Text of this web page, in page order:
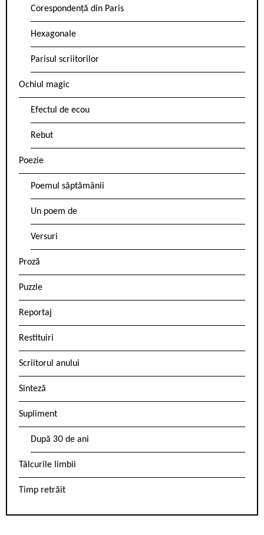
Corespondență din Paris
Hexagonale
Parisul scriitorilor
Ochiul magic
Efectul de ecou
Rebut
Poezie
Poemul săptămânii
Un poem de
Versuri
Proză
Puzzle
Reportaj
Restituiri
Scriitorul anului
Sinteză
Supliment
După 30 de ani
Tâlcurile limbii
Timp retrăit